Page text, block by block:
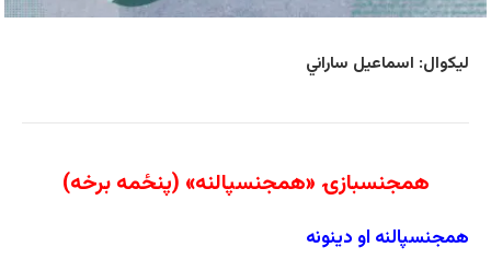
لیکوال: اسماعیل ساراني
همجنسبازۍ «همجنسپالنه» (پنځمه برخه)
همجنسپالنه او دینونه